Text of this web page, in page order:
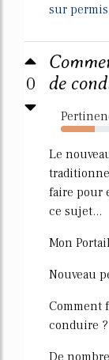
sur
0
de
62%
Le
faire pour
ce sujet...
Mon
Nouveau
Comment
conduire ?